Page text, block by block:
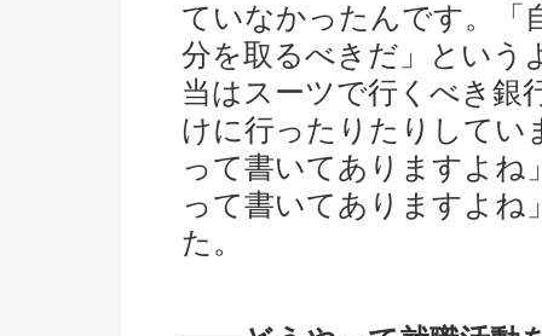
ていなかったんです。「
分を取るべきだ」という
当はスーツで行くべき銀
けに行ったりたりしてい
って書いてありますよね
って書いてありますよね
た。